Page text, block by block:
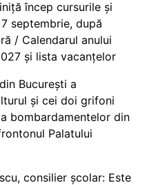
încep cursurile și
septembrie, după
/ Calendarul anului
și lista vacanțelor
București a
și cei doi grifoni
bombardamentelor din
Palatului
consilier școlar: Este